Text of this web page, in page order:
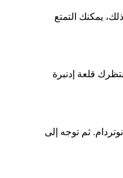
يمكنك التمتع
قلعة إدنبرة
ثم توجه إلى